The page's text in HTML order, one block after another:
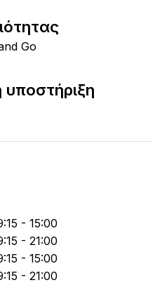
Go
- 15:00
- 21:00
- 15:00
- 21:00